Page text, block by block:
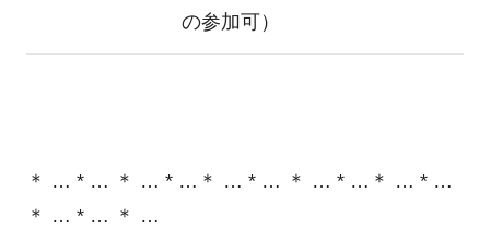
の参加可）
＊ … * … ＊ … * …＊ … * … ＊ … * …＊ … * …
＊ … * … ＊ …